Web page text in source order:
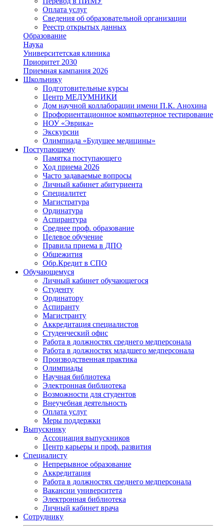
Оплата услуг
Сведения об образовательной организации
Реестр открытых данных
Образование
Наука
Университетская клиника
Приоритет 2030
Приемная кампания 2026
Школьнику
Подготовительные курсы
Центр МЕДУМНИКИ
Дом научной коллаборации имени П.К. Анохина
Профориентационное компьютерное тестирование
НОУ «Эврика»
Экскурсии
Олимпиада «Будущее медицины»
Поступающему
Памятка поступающего
Ход приема 2026
Часто задаваемые вопросы
Личный кабинет абитуриента
Специалитет
Магистратура
Ординатура
Аспирантура
Среднее проф. образование
Целевое обучение
Правила приема в ДПО
Общежития
Обр.Кредит в СПО
Обучающемуся
Личный кабинет обучающегося
Студенту
Ординатору
Аспиранту
Магистранту
Аккредитация специалистов
Студенческий офис
Работа в должностях среднего медперсонала
Работа в должностях младшего медперсонала
Производственная практика
Олимпиады
Научная библиотека
Электронная библиотека
Возможности для студентов
Внеучебная деятельность
Оплата услуг
Меры поддержки
Выпускнику
Ассоциация выпускников
Центр карьеры и проф. развития
Специалисту
Непрерывное образование
Аккредитация
Работа в должностях среднего медперсонала
Вакансии университета
Электронная библиотека
Личный кабинет врача
Сотруднику